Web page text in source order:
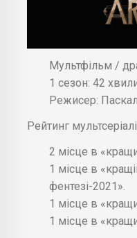
Мультфільм /
1 сезон: 42
Режисер:
Рейтинг
2 місце в
1 місце в
фентезі-2021».
1 місце в
1 місце в